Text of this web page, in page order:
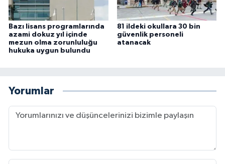
Bazı lisans programlarında
azami dokuz yıl içinde
mezun olma zorunluluğu
hukuka uygun bulundu
81 ildeki okullara 30 bin
güvenlik personeli
atanacak
Yorumlar